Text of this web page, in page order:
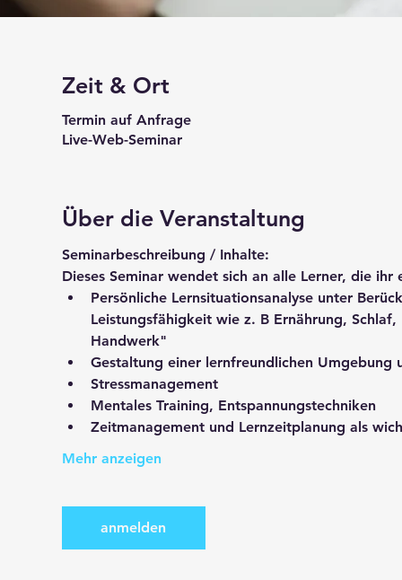
Zeit & Ort
Termin auf Anfrage
Live-Web-Seminar
Über die Veranstaltung
Dieses Seminar wendet sich an alle Lerner, die
Persönliche Lernsituationsanalyse unter
Leistungsfähigkeit wie z. B Ernährung,
Handwerk"
Gestaltung einer lernfreundlichen Umgebung
Stressmanagement
Mentales Training, Entspannungstechniken
Zeitmanagement und Lernzeitplanung als
Mehr anzeigen
anmelden